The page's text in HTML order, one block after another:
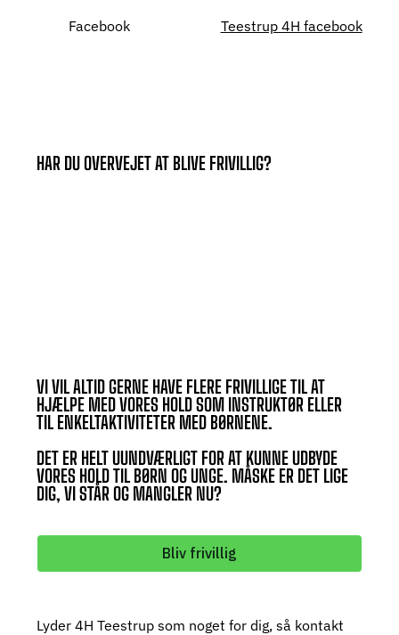
Facebook Teestrup 4H facebook
HAR DU OVERVEJET AT BLIVE FRIVILLIG?
VI VIL ALTID GERNE HAVE FLERE FRIVILLIGE TIL AT
HJÆLPE MED VORES HOLD SOM INSTRUKTØR ELLER
TIL ENKELTAKTIVITETER MED BØRNENE.
DET ER HELT UUNDVÆRLIGT FOR AT KUNNE UDBYDE
VORES HOLD TIL BØRN OG UNGE. MÅSKE ER DET LIGE
DIG, VI STÅR OG MANGLER NU?
Bliv frivillig
Lyder 4H Teestrup som noget for dig, så kontakt